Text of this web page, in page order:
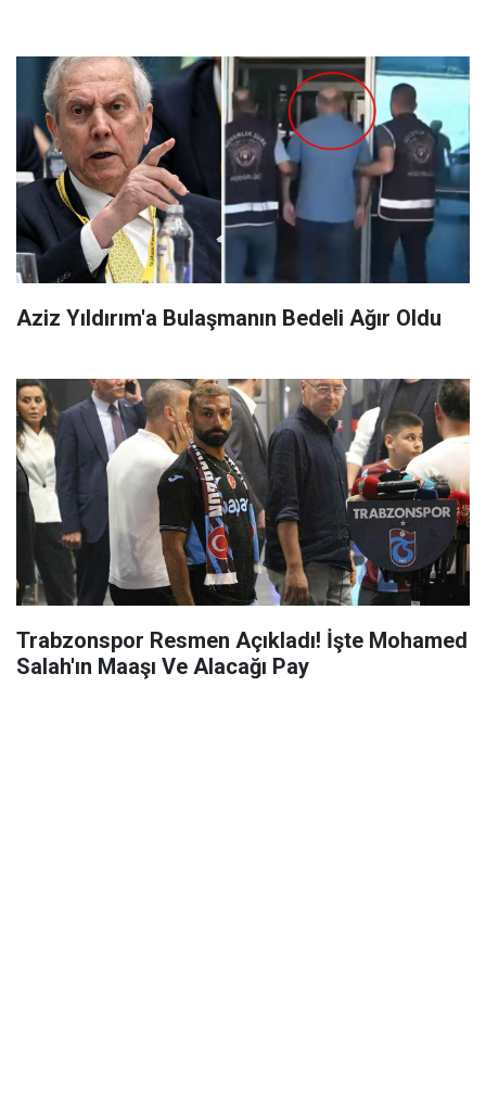
Aziz Yıldırım'a Bulaşmanın Bedeli Ağır Oldu
Trabzonspor Resmen Açıkladı! İşte Mohamed
Salah'ın Maaşı Ve Alacağı Pay